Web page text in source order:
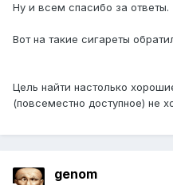
Ну и всем спасибо за ответы.
Вот на такие сигареты
Цель найти настолько
(повсеместно доступное) не
genom